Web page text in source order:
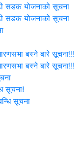
सडक योजनाको सूचना
सडक योजनाको सूचना
बस्ने बारे सूचना!!!
बस्ने बारे सूचना!!!
सूचना!
सूचना